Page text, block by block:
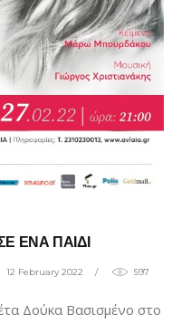
ΕΝΑ ΠΑΙΔΙ
12 February 2022 597
Δούκα Βασισμένο στο